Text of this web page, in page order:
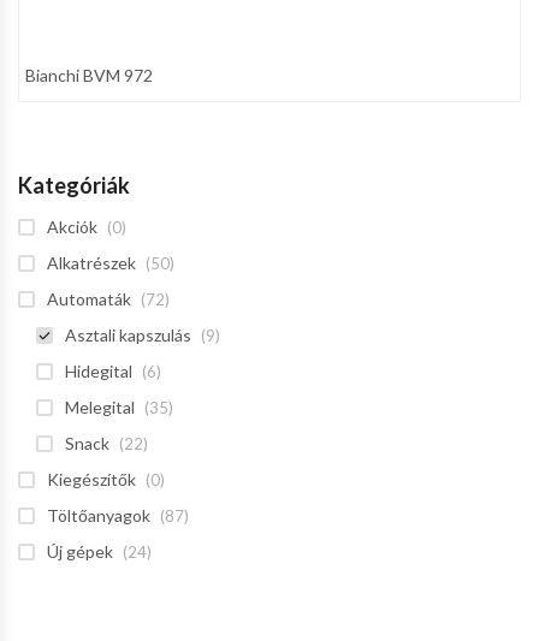
Bianchi BVM 972
Kategóriák
Akciók (0)
Alkatrészek (50)
Automaták (72)
Asztali kapszulás (9)
Hidegital (6)
Melegital (35)
Snack (22)
Kiegészítők (0)
Töltőanyagok (87)
Új gépek (24)